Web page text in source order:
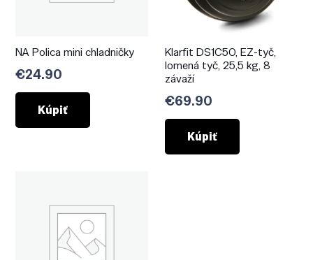
NA Polica mini chladničky
€24.90
Kúpiť
Klarfit DS1C50, EZ-tyč,
lomená tyč, 25,5 kg, 8
závaží
€69.90
Kúpiť